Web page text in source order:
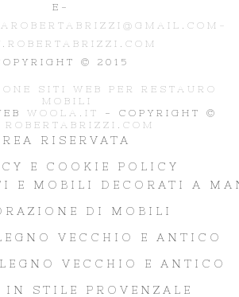
E-
© 2015
WOOLA.IT
- COPYRIGHT ©
ROBERTABRIZZI.COM
RISERVATA
E COOKIE POLICY
E MOBILI DECORATI A
DI MOBILI
VECCHIO E ANTICO
VECCHIO E ANTICO
STILE PROVENZALE